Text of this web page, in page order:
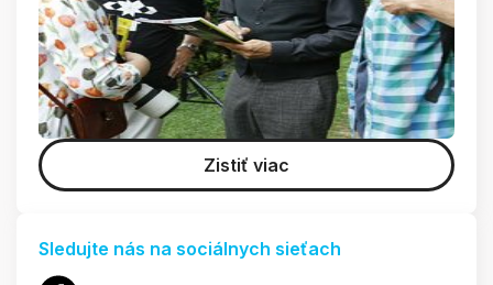
Zistiť viac
Sledujte nás na sociálnych sieťach